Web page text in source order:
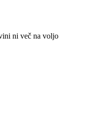
ni več na voljo